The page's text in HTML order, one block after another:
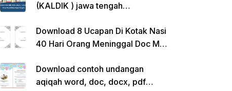
(KALDIK ) jawa tengah
Download 8 Ucapan Di Kotak Nasi
40 Hari Orang Meninggal Doc Ms.
Download contoh undangan
aqiqah word, doc, docx, pdf